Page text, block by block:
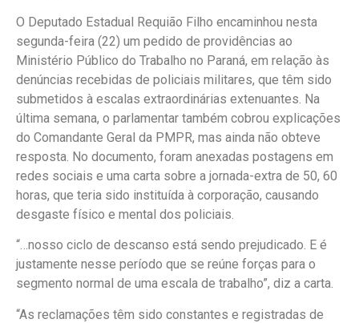
O Deputado Estadual Requião Filho encaminhou nesta
segunda-feira (22) um pedido de providências ao
Ministério Público do Trabalho no Paraná, em relação às
denúncias recebidas de policiais militares, que têm sido
submetidos à escalas extraordinárias extenuantes. Na
última semana, o parlamentar também cobrou explicações
do Comandante Geral da PMPR, mas ainda não obteve
resposta. No documento, foram anexadas postagens em
redes sociais e uma carta sobre a jornada-extra de 50, 60
horas, que teria sido instituída à corporação, causando
desgaste físico e mental dos policiais.
“…nosso ciclo de descanso está sendo prejudicado. E é
justamente nesse período que se reúne forças para o
segmento normal de uma escala de trabalho”, diz a carta.
“As reclamações têm sido constantes e registradas de